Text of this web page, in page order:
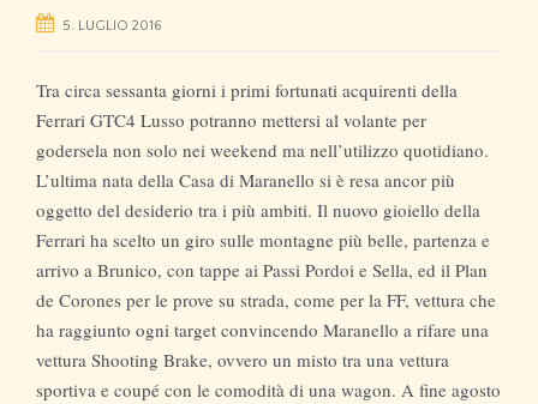
5. LUGLIO 2016
Tra circa sessanta giorni i primi fortunati acquirenti della
Ferrari GTC4 Lusso potranno mettersi al volante per
godersela non solo nei weekend ma nell’utilizzo quotidiano.
L’ultima nata della Casa di Maranello si è resa ancor più
oggetto del desiderio tra i più ambiti. Il nuovo gioiello della
Ferrari ha scelto un giro sulle montagne più belle, partenza e
arrivo a Brunico, con tappe ai Passi Pordoi e Sella, ed il Plan
de Corones per le prove su strada, come per la FF, vettura che
ha raggiunto ogni target convincendo Maranello a rifare una
vettura Shooting Brake, ovvero un misto tra una vettura
sportiva e coupé con le comodità di una wagon. A fine agosto